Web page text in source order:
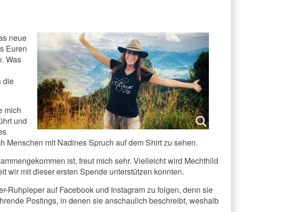
neue
Euren
Was
die
mich
und
Menschen mit Nadines Spruch auf dem Shirt zu sehen.
ist, freut mich sehr. Vielleicht wird Mechthild
wir mit dieser ersten Spende unterstützen konnten.
Ruhpieper auf Facebook und Instagram zu folgen, denn sie
Postings, in denen sie anschaulich beschreibt, weshalb